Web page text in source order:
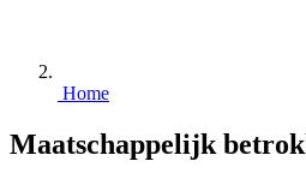
Home
Maatschappelijk